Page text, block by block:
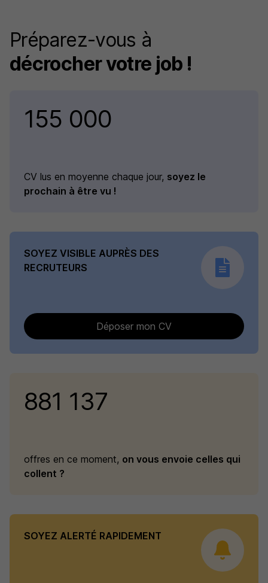
Préparez-vous à
décrocher votre job !
155 000
CV lus en moyenne chaque jour, soyez le
prochain à être vu !
SOYEZ VISIBLE AUPRÈS DES
RECRUTEURS
Déposer mon CV
881 137
offres en ce moment, on vous envoie celles qui
collent ?
SOYEZ ALERTÉ RAPIDEMENT